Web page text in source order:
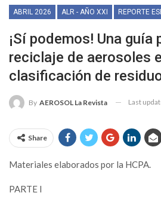
ABRIL 2026 ALR - AÑO XXI REPORTE
¡Sí podemos! Una guía
reciclaje de aerosoles
clasificación de
By AEROSOL La Revista Last
Share
Materiales elaborados por la HCPA.
PARTE I